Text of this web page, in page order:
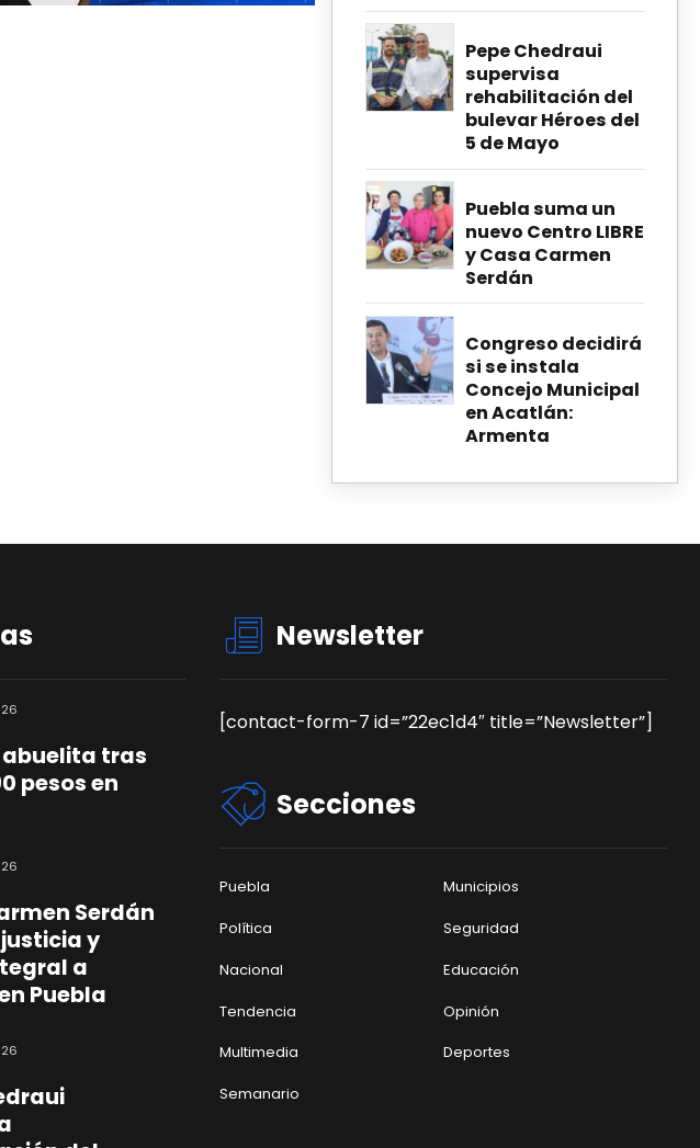
Pepe Chedraui
supervisa
rehabilitación del
bulevar Héroes del
5 de Mayo
Puebla suma un
nuevo Centro LIBRE
y Casa Carmen
Serdán
Congreso decidirá
si se instala
Concejo Municipal
en Acatlán:
Armenta
tras
pesos en
Serdán
y
a
Puebla
Newsletter
[contact-form-7 id=”22ec1d4″ title=”Newsletter”]
Secciones
Puebla
Municipios
Política
Seguridad
Nacional
Educación
Tendencia
Opinión
Multimedia
Deportes
Semanario